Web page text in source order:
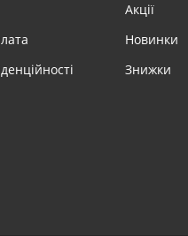
Акції
Новинки
Знижки